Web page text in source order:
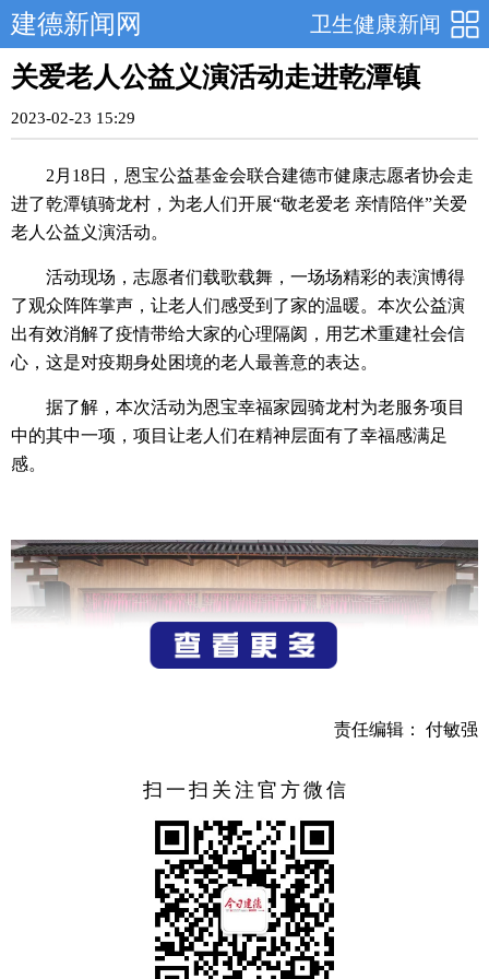
卫生健康新闻
建德新闻网
关爱老人公益义演活动走进乾潭镇
2023-02-23 15:29
2月18日，恩宝公益基金会联合建德市健康志愿者协会走
进了乾潭镇骑龙村，为老人们开展“敬老爱老 亲情陪伴”关爱
老人公益义演活动。
活动现场，志愿者们载歌载舞，一场场精彩的表演博得
了观众阵阵掌声，让老人们感受到了家的温暖。本次公益演
出有效消解了疫情带给大家的心理隔阂，用艺术重建社会信
心，这是对疫期身处困境的老人最善意的表达。
据了解，本次活动为恩宝幸福家园骑龙村为老服务项目
中的其中一项，项目让老人们在精神层面有了幸福感满足
感。
责任编辑： 付敏强
扫一扫关注官方微信